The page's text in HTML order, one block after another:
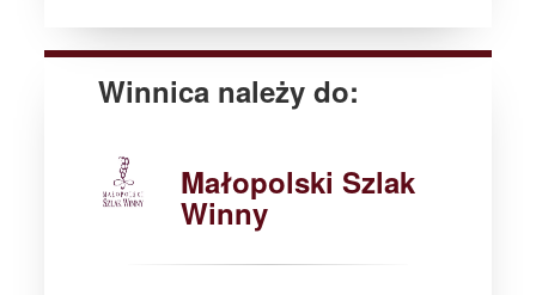
Winnica należy do:
Małopolski Szlak
Winny